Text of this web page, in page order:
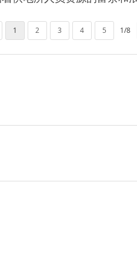
1 2 3 4 5 1/8